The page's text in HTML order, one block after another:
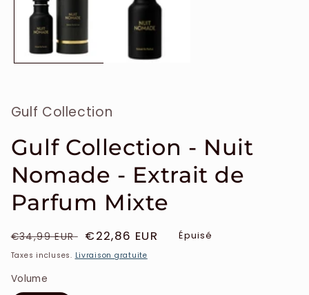
dans
une
fenêtre
modale
Gulf Collection
Gulf Collection - Nuit
Nomade - Extrait de
Parfum Mixte
Prix
habituel
€34,99 EUR
Prix
soldé
€22,86 EUR Épuisé
Taxes incluses. Livraison gratuite
Volume